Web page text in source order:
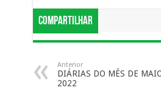
Compartilhar
Anterior
DIÁRIAS DO MÊS DE
2022